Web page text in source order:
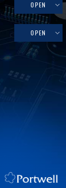
OPEN
OPEN